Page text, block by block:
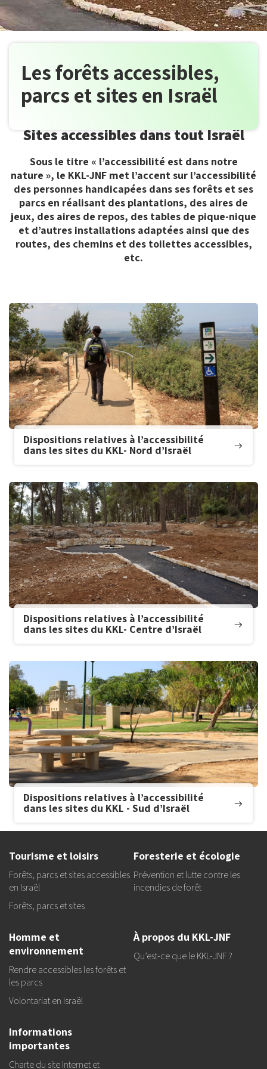
Les forêts accessibles,
parcs et sites en Israël
Sites
dans
tout
Israël
Sites accessibles dans tout Israël
Sous le titre « l’accessibilité est dans notre
nature », le KKL-JNF met l’accent sur l’accessibilité
des personnes handicapées dans ses forêts et ses
parcs en réalisant des plantations, des aires de
jeux, des aires de repos, des tables de pique-nique
et d’autres installations adaptées ainsi que des
routes, des chemins et des toilettes accessibles,
etc.
Dispositions relatives à l’accessibilité
dans les sites du KKL- Nord d’Israël
Dispositions relatives à l’accessibilité
dans les sites du KKL- Centre d’Israël
Dispositions relatives à l’accessibilité
dans les sites du KKL - Sud d’Israël
Tourisme et loisirs
Forêts, parcs et sites accessibles
en Israël
Forêts, parcs et sites
Foresterie et écologie
Prévention et lutte contre les
incendies de forêt
Homme et
environnement
Rendre accessibles les forêts et
les parcs
Volontariat en Israël
À propos du KKL-JNF
Qu’est-ce que le KKL-JNF ?
Informations
importantes
Charte du site Internet et